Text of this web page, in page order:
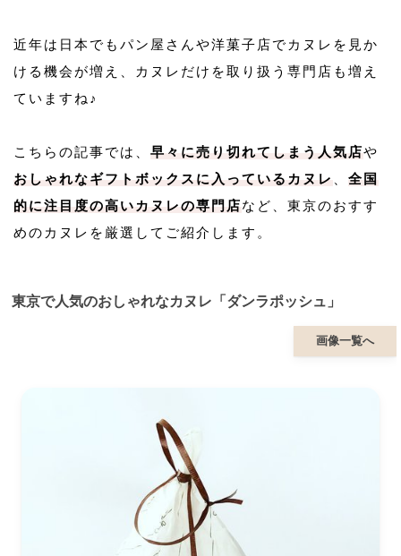
近年は日本でもパン屋さんや洋菓子店でカヌレを見か
ける機会が増え、カヌレだけを取り扱う専門店も増え
ていますね♪
こちらの記事では、 早々に売り切れてしまう人気店や
おしゃれなギフトボックスに入っているカヌレ
全国
的に注目度の高いカヌレの専門店など、東京のおすす
めのカヌレを厳選してご紹介します。
東京で人気のおしゃれなカヌレ「ダンラポッシュ」
画像一覧へ